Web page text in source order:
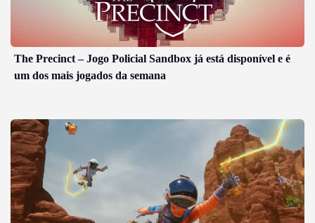
The Precinct – Jogo Policial Sandbox já está disponível e é
um dos mais jogados da semana